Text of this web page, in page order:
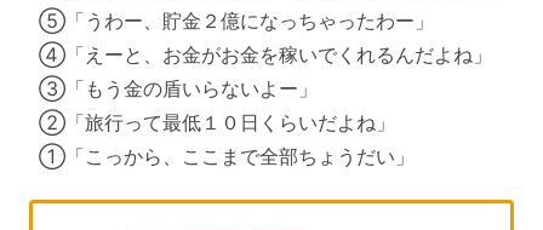
⑤「うわー、貯金２億になっちゃったわー」
④「えーと、お金がお金を稼いでくれるんだよね」
③「もう金の盾いらないよー」
②「旅行って最低１０日くらいだよね」
①「こっから、ここまで全部ちょうだい」